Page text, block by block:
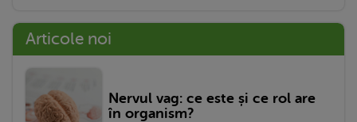
Articole noi
Nervul vag: ce este și ce rol are
în organism?